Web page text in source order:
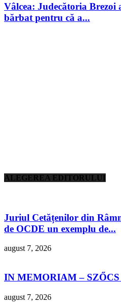
Vâlcea: Judecătoria Brezoi
bărbat pentru că a...
ALEGEREA EDITORULUI
Juriul Cetățenilor din
de OCDE un exemplu de...
august 7, 2026
IN MEMORIAM –
august 7, 2026